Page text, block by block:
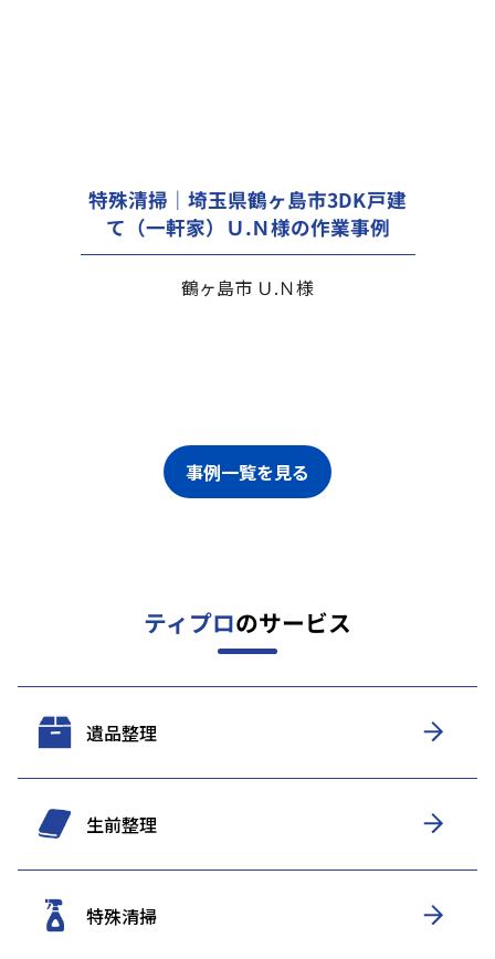
特殊清掃｜埼玉県鶴ヶ島市3DK戸建
て（一軒家）Ｕ.Ｎ様の作業事例
鶴ヶ島市 Ｕ.Ｎ様
事例一覧を見る
ティプロのサービス
遺品整理
生前整理
特殊清掃